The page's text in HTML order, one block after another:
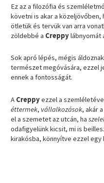
Ez az a filozófia és
követni is akar a
ötletük és tervük van arra
zöldebbé a Creppylábnyomát
Sok apró lépés, mégis
természet megóvására, ezzel
ennek a fontosságát.
A Creppyezzel a
éttermek, vállalkozások, akár a
el a szemetet az utcán, ha
odafigyelünk kicsit, mi is
kirakósba, könnyítve ezzel